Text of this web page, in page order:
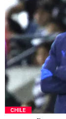
CHILE